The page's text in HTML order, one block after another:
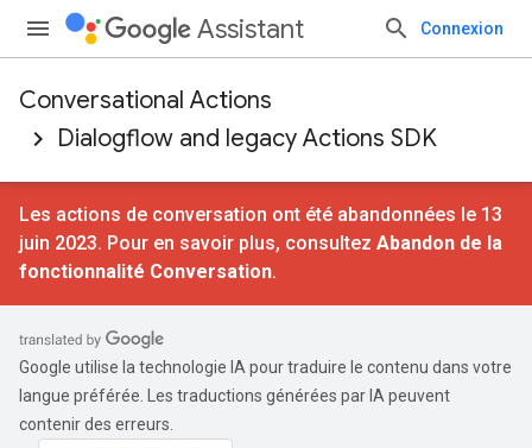
Assistant Connexion
Conversational Actions
Dialogflow and legacy Actions SDK
Les actions de conversation ont été abandonnées le 13
juin 2023. Pour en savoir plus, consultez Abandon de la
fonctionnalité Conversation.
Google utilise la technologie IA pour traduire le contenu dans votre
langue préférée. Les traductions générées par IA peuvent
contenir des erreurs.